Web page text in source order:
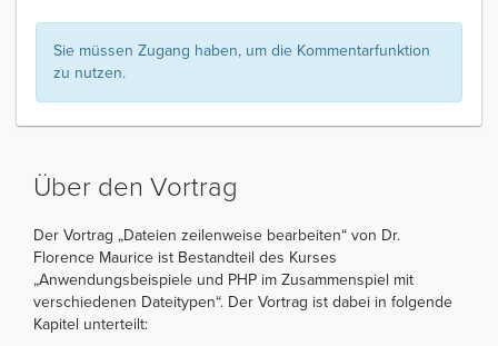
Sie müssen Zugang haben, um die Kommentarfunktion
zu nutzen.
Über den Vortrag
Der Vortrag „Dateien zeilenweise bearbeiten“ von Dr.
Florence Maurice ist Bestandteil des Kurses
„Anwendungsbeispiele und PHP im Zusammenspiel mit
verschiedenen Dateitypen“. Der Vortrag ist dabei in folgende
Kapitel unterteilt: